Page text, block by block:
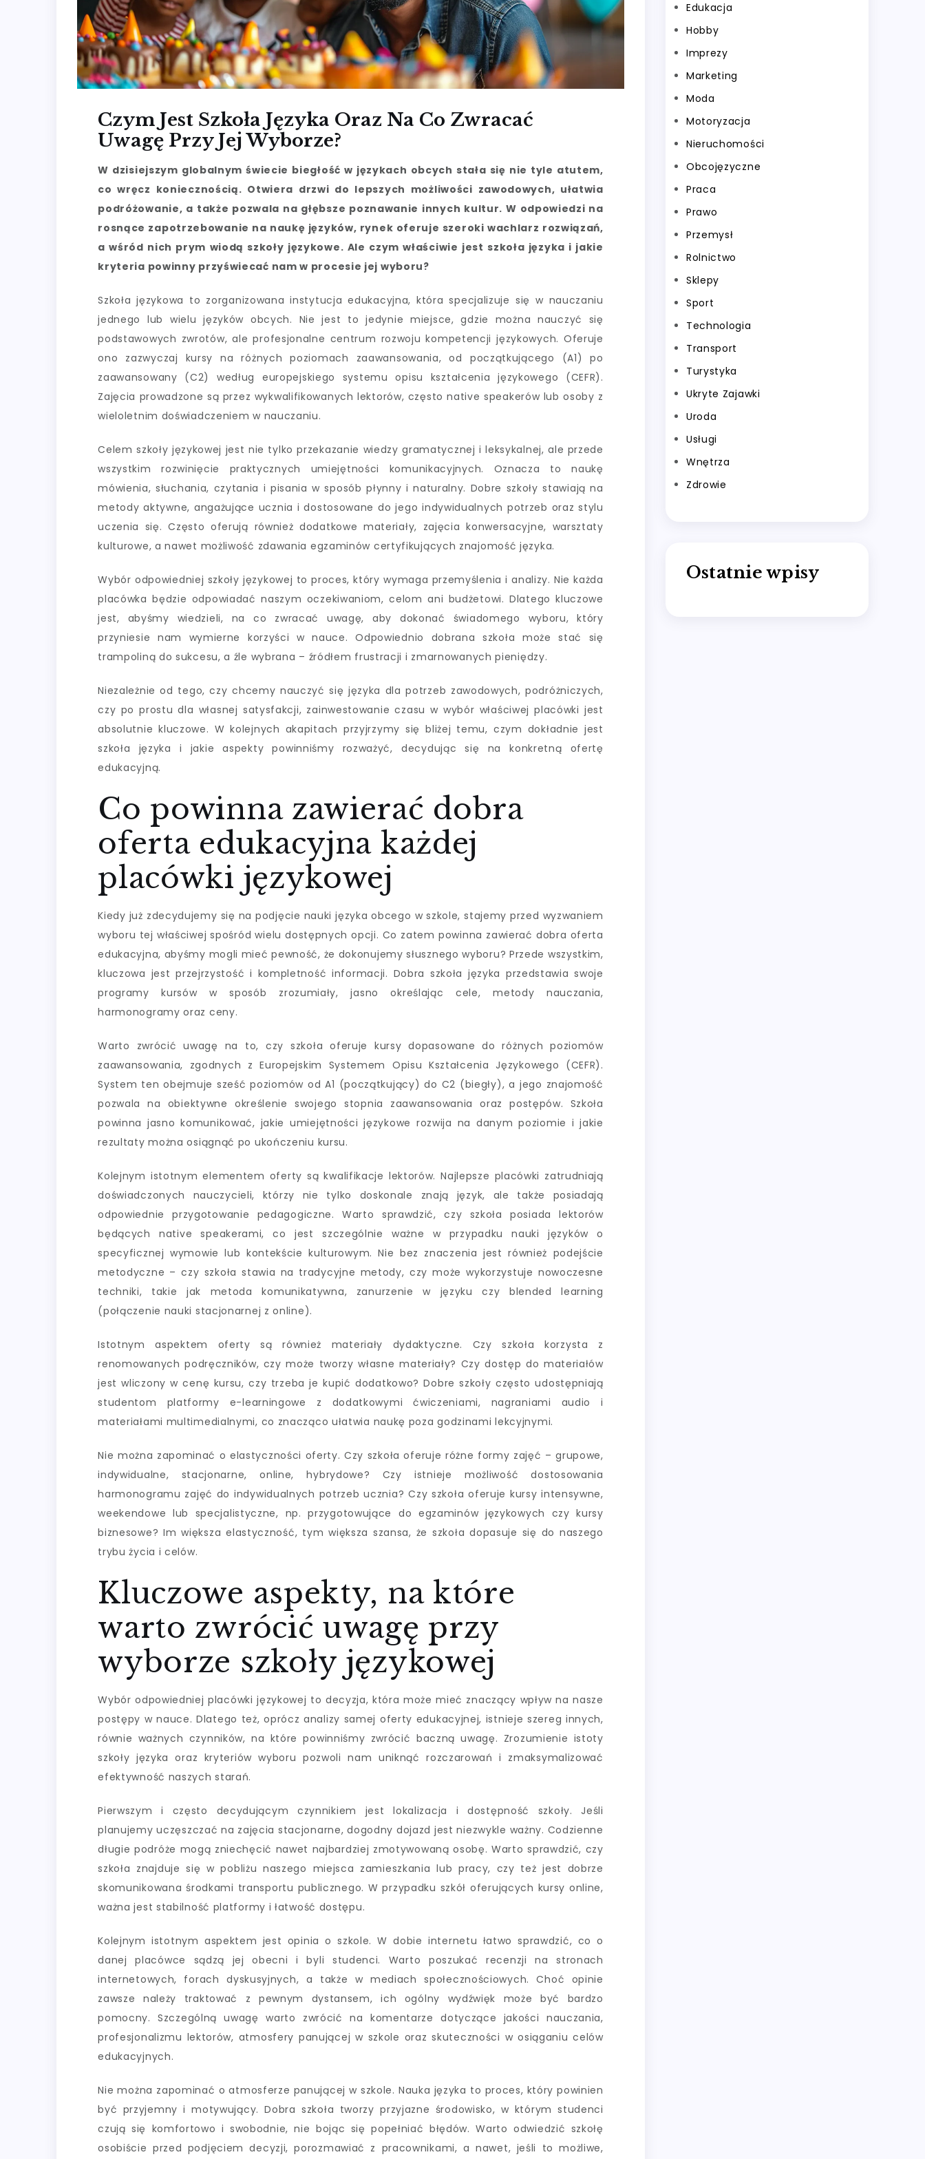
Czym Jest Szkoła Języka Oraz Na Co Zwracać
Uwagę Przy Jej Wyborze?
W dzisiejszym globalnym świecie biegłość w językach obcych stała się nie tyle atutem,
co wręcz koniecznością. Otwiera drzwi do lepszych możliwości zawodowych, ułatwia
podróżowanie, a także pozwala na głębsze poznawanie innych kultur. W odpowiedzi na
rosnące zapotrzebowanie na naukę języków, rynek oferuje szeroki wachlarz rozwiązań,
a wśród nich prym wiodą szkoły językowe. Ale czym właściwie jest szkoła języka i jakie
kryteria powinny przyświecać nam w procesie jej wyboru?
Szkoła językowa to zorganizowana instytucja edukacyjna, która specjalizuje się w nauczaniu
jednego lub wielu języków obcych. Nie jest to jedynie miejsce, gdzie można nauczyć się
podstawowych zwrotów, ale profesjonalne centrum rozwoju kompetencji językowych. Oferuje
ono zazwyczaj kursy na różnych poziomach zaawansowania, od początkującego (A1) po
zaawansowany (C2) według europejskiego systemu opisu kształcenia językowego (CEFR).
Zajęcia prowadzone są przez wykwalifikowanych lektorów, często native speakerów lub osoby z
wieloletnim doświadczeniem w nauczaniu.
Celem szkoły językowej jest nie tylko przekazanie wiedzy gramatycznej i leksykalnej, ale przede
wszystkim rozwinięcie praktycznych umiejętności komunikacyjnych. Oznacza to naukę
mówienia, słuchania, czytania i pisania w sposób płynny i naturalny. Dobre szkoły stawiają na
metody aktywne, angażujące ucznia i dostosowane do jego indywidualnych potrzeb oraz stylu
uczenia się. Często oferują również dodatkowe materiały, zajęcia konwersacyjne, warsztaty
kulturowe, a nawet możliwość zdawania egzaminów certyfikujących znajomość języka.
Wybór odpowiedniej szkoły językowej to proces, który wymaga przemyślenia i analizy. Nie każda
placówka będzie odpowiadać naszym oczekiwaniom, celom ani budżetowi. Dlatego kluczowe
jest, abyśmy wiedzieli, na co zwracać uwagę, aby dokonać świadomego wyboru, który
przyniesie nam wymierne korzyści w nauce. Odpowiednio dobrana szkoła może stać się
trampoliną do sukcesu, a źle wybrana – źródłem frustracji i zmarnowanych pieniędzy.
Niezależnie od tego, czy chcemy nauczyć się języka dla potrzeb zawodowych, podróżniczych,
czy po prostu dla własnej satysfakcji, zainwestowanie czasu w wybór właściwej placówki jest
absolutnie kluczowe. W kolejnych akapitach przyjrzymy się bliżej temu, czym dokładnie jest
szkoła języka i jakie aspekty powinniśmy rozważyć, decydując się na konkretną ofertę
edukacyjną.
Co powinna zawierać dobra
oferta edukacyjna każdej
placówki językowej
Kiedy już zdecydujemy się na podjęcie nauki języka obcego w szkole, stajemy przed wyzwaniem
wyboru tej właściwej spośród wielu dostępnych opcji. Co zatem powinna zawierać dobra oferta
edukacyjna, abyśmy mogli mieć pewność, że dokonujemy słusznego wyboru? Przede wszystkim,
kluczowa jest przejrzystość i kompletność informacji. Dobra szkoła języka przedstawia swoje
programy kursów w sposób zrozumiały, jasno określając cele, metody nauczania,
harmonogramy oraz ceny.
Warto zwrócić uwagę na to, czy szkoła oferuje kursy dopasowane do różnych poziomów
zaawansowania, zgodnych z Europejskim Systemem Opisu Kształcenia Językowego (CEFR).
System ten obejmuje sześć poziomów od A1 (początkujący) do C2 (biegły), a jego znajomość
pozwala na obiektywne określenie swojego stopnia zaawansowania oraz postępów. Szkoła
powinna jasno komunikować, jakie umiejętności językowe rozwija na danym poziomie i jakie
rezultaty można osiągnąć po ukończeniu kursu.
Kolejnym istotnym elementem oferty są kwalifikacje lektorów. Najlepsze placówki zatrudniają
doświadczonych nauczycieli, którzy nie tylko doskonale znają język, ale także posiadają
odpowiednie przygotowanie pedagogiczne. Warto sprawdzić, czy szkoła posiada lektorów
będących native speakerami, co jest szczególnie ważne w przypadku nauki języków o
specyficznej wymowie lub kontekście kulturowym. Nie bez znaczenia jest również podejście
metodyczne – czy szkoła stawia na tradycyjne metody, czy może wykorzystuje nowoczesne
techniki, takie jak metoda komunikatywna, zanurzenie w języku czy blended learning
(połączenie nauki stacjonarnej z online).
Istotnym aspektem oferty są również materiały dydaktyczne. Czy szkoła korzysta z
renomowanych podręczników, czy może tworzy własne materiały? Czy dostęp do materiałów
jest wliczony w cenę kursu, czy trzeba je kupić dodatkowo? Dobre szkoły często udostępniają
studentom platformy e-learningowe z dodatkowymi ćwiczeniami, nagraniami audio i
materiałami multimedialnymi, co znacząco ułatwia naukę poza godzinami lekcyjnymi.
Nie można zapominać o elastyczności oferty. Czy szkoła oferuje różne formy zajęć – grupowe,
indywidualne, stacjonarne, online, hybrydowe? Czy istnieje możliwość dostosowania
harmonogramu zajęć do indywidualnych potrzeb ucznia? Czy szkoła oferuje kursy intensywne,
weekendowe lub specjalistyczne, np. przygotowujące do egzaminów językowych czy kursy
biznesowe? Im większa elastyczność, tym większa szansa, że szkoła dopasuje się do naszego
trybu życia i celów.
Kluczowe aspekty, na które
warto zwrócić uwagę przy
wyborze szkoły językowej
Wybór odpowiedniej placówki językowej to decyzja, która może mieć znaczący wpływ na nasze
postępy w nauce. Dlatego też, oprócz analizy samej oferty edukacyjnej, istnieje szereg innych,
równie ważnych czynników, na które powinniśmy zwrócić baczną uwagę. Zrozumienie istoty
szkoły języka oraz kryteriów wyboru pozwoli nam uniknąć rozczarowań i zmaksymalizować
efektywność naszych starań.
Pierwszym i często decydującym czynnikiem jest lokalizacja i dostępność szkoły. Jeśli
planujemy uczęszczać na zajęcia stacjonarne, dogodny dojazd jest niezwykle ważny. Codzienne
długie podróże mogą zniechęcić nawet najbardziej zmotywowaną osobę. Warto sprawdzić, czy
szkoła znajduje się w pobliżu naszego miejsca zamieszkania lub pracy, czy też jest dobrze
skomunikowana środkami transportu publicznego. W przypadku szkół oferujących kursy online,
ważna jest stabilność platformy i łatwość dostępu.
Kolejnym istotnym aspektem jest opinia o szkole. W dobie internetu łatwo sprawdzić, co o
danej placówce sądzą jej obecni i byli studenci. Warto poszukać recenzji na stronach
internetowych, forach dyskusyjnych, a także w mediach społecznościowych. Choć opinie
zawsze należy traktować z pewnym dystansem, ich ogólny wydźwięk może być bardzo
pomocny. Szczególną uwagę warto zwrócić na komentarze dotyczące jakości nauczania,
profesjonalizmu lektorów, atmosfery panującej w szkole oraz skuteczności w osiąganiu celów
edukacyjnych.
Nie można zapominać o atmosferze panującej w szkole. Nauka języka to proces, który powinien
być przyjemny i motywujący. Dobra szkoła tworzy przyjazne środowisko, w którym studenci
czują się komfortowo i swobodnie, nie bojąc się popełniać błędów. Warto odwiedzić szkołę
osobiście przed podjęciem decyzji, porozmawiać z pracownikami, a nawet, jeśli to możliwe,
Edukacja
Hobby
Imprezy
Marketing
Moda
Motoryzacja
Nieruchomości
Obcojęzyczne
Praca
Prawo
Przemysł
Rolnictwo
Sklepy
Sport
Technologia
Transport
Turystyka
Ukryte Zajawki
Uroda
Usługi
Wnętrza
Zdrowie
Ostatnie wpisy